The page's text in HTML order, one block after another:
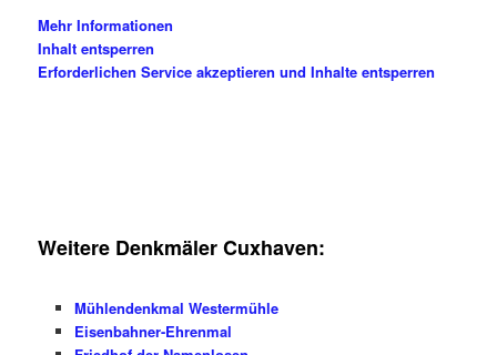
Mehr Informationen
Inhalt entsperren
Erforderlichen Service akzeptieren und Inhalte entsperren
Weitere Denkmäler Cuxhaven:
Mühlendenkmal Westermühle
Eisenbahner-Ehrenmal